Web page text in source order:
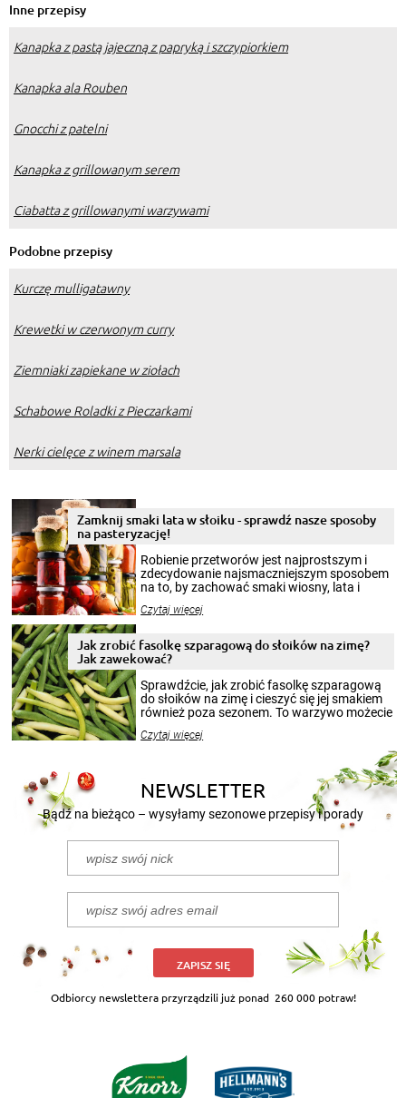
Inne przepisy
Kanapka z pastą jajeczną z papryką i szczypiorkiem
Kanapka ala Rouben
Gnocchi z patelni
Kanapka z grillowanym serem
Ciabatta z grillowanymi warzywami
Podobne przepisy
Kurczę mulligatawny
Krewetki w czerwonym curry
Ziemniaki zapiekane w ziołach
Schabowe Roladki z Pieczarkami
Nerki cielęce z winem marsala
Zamknij smaki lata w słoiku - sprawdź nasze sposoby
na pasteryzację!
Robienie przetworów jest najprostszym i
zdecydowanie najsmaczniejszym sposobem
na to, by zachować smaki wiosny, lata i
krajobrazów, by cieszyć nimi oko w sezonie
pełni poczuć atmosferę cieplejszych
miesięcy. Przygotowanie słoików ze
patenty, które pozwolą zachować świeżość
przetworów.
Czytaj więcej
Jak zrobić fasolkę szparagową do słoików na zimę?
Jak zawekować?
Sprawdźcie, jak zrobić fasolkę szparagową
do słoików na zimę i cieszyć się jej smakiem
również poza sezonem. To warzywo możecie
nasze propozycje!
Czytaj więcej
NEWSLETTER
Bądź na bieżąco – wysyłamy sezonowe przepisy i porady
ZAPISZ SIĘ
Odbiorcy newslettera przyrządzili już ponad 260 000 potraw!